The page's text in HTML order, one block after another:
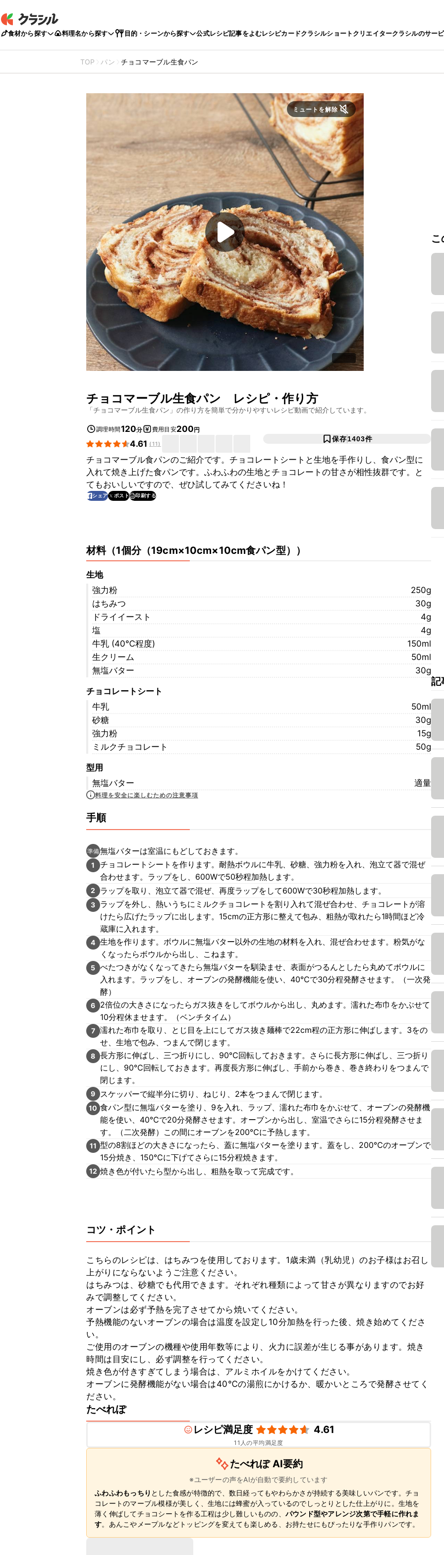
食材から探す 料理名から探す 目的・シーンから探す 公式レシピ記事をよむレシピカードクラシルショートクリエイタークラシルのサー
TOP パン チョコマーブル生食パン
ミュートを解除
チョコマーブル生食パン レシピ・作り方
「チョコマーブル生食パン 」の作り方を簡単で分かりやすいレシピ動画で紹介しています。
調理時間120分 費用目安200円
4.61 (11)
保存1403件
チョコマーブル食パンのご紹介です。チョコレートシートと生地を手作りし、食パン型に
入れて焼き上げた食パンです。ふわふわの生地とチョコレートの甘さが相性抜群です。と
てもおいしいですので、ぜひ試してみてくださいね！
シェア ポスト 印刷する
材料（1個分（19cm×10cm×10cm食パン型） ）
生地
強力粉
250g
はちみつ
30g
ドライイースト
4g
塩
4g
牛乳 (40℃程度)
150ml
生クリーム
50ml
無塩バター
30g
チョコレートシート
牛乳
50ml
砂糖
30g
強力粉
15g
ミルクチョコレート
50g
型用
無塩バター
適量
料理を安全に楽しむための注意事項
手順
準備無塩バターは室温にもどしておきます。
1
チョコレートシートを作ります。耐熱ボウルに牛乳、砂糖、強力粉を入れ、泡立て器で混ぜ
合わせます。ラップをし、600Wで50秒程加熱します。
2 ラップを取り、泡立て器で混ぜ、再度ラップをして600Wで30秒程加熱します。
3
ラップを外し、熱いうちにミルクチョコレートを割り入れて混ぜ合わせ、チョコレートが溶
けたら広げたラップに出します。15cmの正方形に整えて包み、粗熱が取れたら1時間ほど冷
蔵庫に入れます。
4 生地を作ります。ボウルに無塩バター以外の生地の材料を入れ、混ぜ合わせます。粉気がな
くなったらボウルから出し、こねます。
5 べたつきがなくなってきたら無塩バターを馴染ませ、表面がつるんとしたら丸めてボウルに
入れます。ラップをし、オーブンの発酵機能を使い、40℃で30分程発酵させます。（一次発
酵）
6
2倍位の大きさになったらガス抜きをしてボウルから出し、丸めます。濡れた布巾をかぶせて
10分程休ませます。（ベンチタイム）
7 濡れた布巾を取り、とじ目を上にしてガス抜き麺棒で22cm程の正方形に伸ばします。3をの
せ、生地で包み、つまんで閉じます。
8 長方形に伸ばし、三つ折りにし、90℃回転しておきます。さらに長方形に伸ばし、三つ折り
にし、90℃回転しておきます。再度長方形に伸ばし、手前から巻き、巻き終わりをつまんで
閉じます。
9 スケッパーで縦半分に切り、ねじり、2本をつまんで閉じます。
10 食パン型に無塩バターを塗り、9を入れ、ラップ、濡れた布巾をかぶせて、オーブンの発酵機
能を使い、40℃で20分発酵させます。オーブンから出し、室温でさらに15分程発酵させま
す。（二次発酵）この間にオーブンを200℃に予熱します。
11 型の8割ほどの大きさになったら、蓋に無塩バターを塗ります。蓋をし、200℃のオーブンで
15分焼き、150℃に下げてさらに15分程焼きます。
12 焼き色が付いたら型から出し、粗熱を取って完成です。
コツ・ポイント
こちらのレシピは、はちみつを使用しております。1歳未満（乳幼児）のお子様はお召し
上がりにならないようご注意ください。
はちみつは、砂糖でも代用できます。それぞれ種類によって甘さが異なりますのでお好
みで調整してください。
オーブンは必ず予熱を完了させてから焼いてください。
予熱機能のないオーブンの場合は温度を設定し10分加熱を行った後、焼き始めてくださ
い。
ご使用のオーブンの機種や使用年数等により、火力に誤差が生じる事があります。焼き
時間は目安にし、必ず調整を行ってください。
焼き色が付きすぎてしまう場合は、アルミホイルをかけてください。
オーブンに発酵機能がない場合は40℃の湯煎にかけるか、暖かいところで発酵させてく
ださい。
たべれぽ
レシピ満足度
4.61
11 人の平均満足度
たべれぽ AI要約
※ユーザーの声をAIが自動で要約しています
ふわふわもっちり とした食感が特徴的で、数日経ってもやわらかさが持続する美味しいパンです。チョ
コレートのマーブル模様が美しく、生地には蜂蜜が入っているのでしっとりとした仕上がりに。生地を
薄く伸ばしてチョコシートを作る工程は少し難しいものの、 パウンド型やアレンジ次第で手軽に作れま
す。あんこやメープルなどトッピングを変えても楽しめる、お持たせにもぴったりな手作りパンです。
記